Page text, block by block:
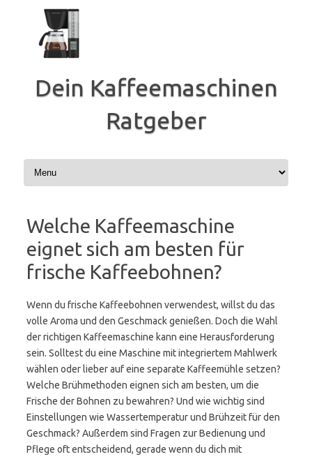
springen
Dein Kaffeemaschinen
Ratgeber
Welche Kaffeemaschine
eignet sich am besten für
frische Kaffeebohnen?
Wenn du frische Kaffeebohnen verwendest, willst du das
volle Aroma und den Geschmack genießen. Doch die Wahl
der richtigen Kaffeemaschine kann eine Herausforderung
sein. Solltest du eine Maschine mit integriertem Mahlwerk
wählen oder lieber auf eine separate Kaffeemühle setzen?
Welche Brühmethoden eignen sich am besten, um die
Frische der Bohnen zu bewahren? Und wie wichtig sind
Einstellungen wie Wassertemperatur und Brühzeit für den
Geschmack? Außerdem sind Fragen zur Bedienung und
Pflege oft entscheidend, gerade wenn du dich mit